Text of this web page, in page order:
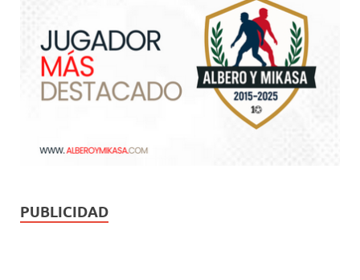
PUBLICIDAD